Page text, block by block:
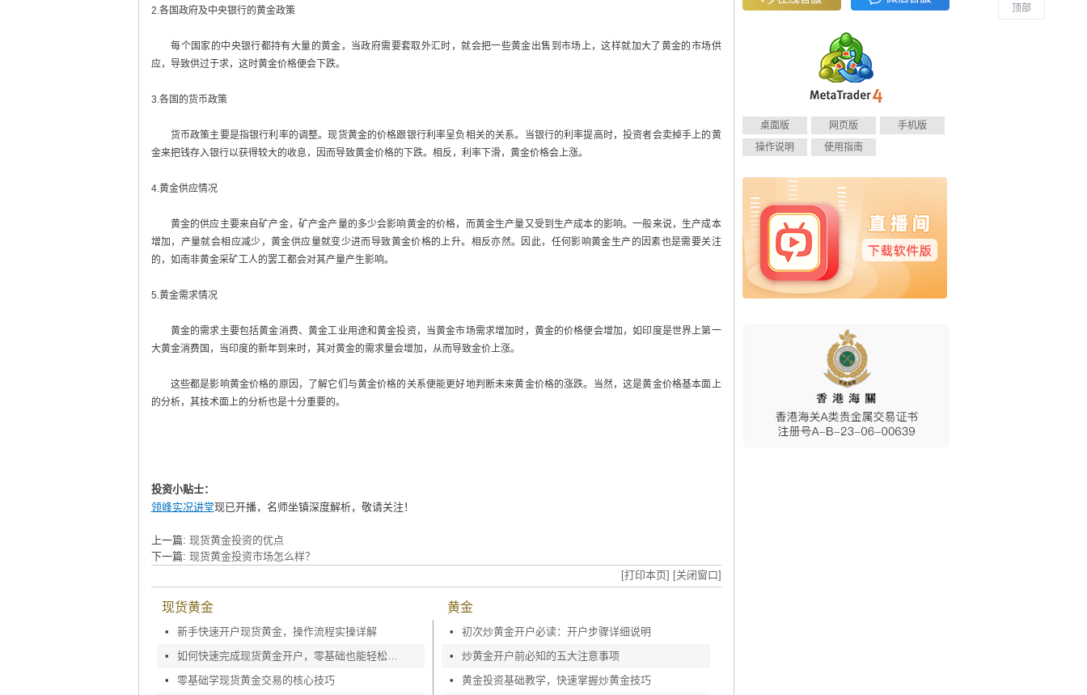
顶部
2.各国政府及中央银行的黄金政策
每个国家的中央银行都持有大量的黄金，当政府需要套取外汇时，就会把一些黄金出售到市场上，这样就加大了黄金的市场供
应，导致供过于求，这时黄金价格便会下跌。
3.各国的货币政策
货币政策主要是指银行利率的调整。现货黄金的价格跟银行利率呈负相关的关系。当银行的利率提高时，投资者会卖掉手上的黄
金来把钱存入银行以获得较大的收息，因而导致黄金价格的下跌。相反，利率下滑，黄金价格会上涨。
4.黄金供应情况
黄金的供应主要来自矿产金，矿产金产量的多少会影响黄金的价格，而黄金生产量又受到生产成本的影响。一般来说，生产成本
增加，产量就会相应减少，黄金供应量就变少进而导致黄金价格的上升。相反亦然。因此，任何影响黄金生产的因素也是需要关注
的，如南非黄金采矿工人的罢工都会对其产量产生影响。
5.黄金需求情况
黄金的需求主要包括黄金消费、黄金工业用途和黄金投资，当黄金市场需求增加时，黄金的价格便会增加，如印度是世界上第一
大黄金消费国，当印度的新年到来时，其对黄金的需求量会增加，从而导致金价上涨。
这些都是影响黄金价格的原因，了解它们与黄金价格的关系便能更好地判断未来黄金价格的涨跌。当然，这是黄金价格基本面上
的分析，其技术面上的分析也是十分重要的。
投资小贴士：
领峰实况讲堂现已开播，名师坐镇深度解析，敬请关注！
上一篇: 现货黄金投资的优点
下一篇: 现货黄金投资市场怎么样？
[打印本页] [关闭窗口]
现货黄金
•
新手快速开户现货黄金，操作流程实操详解
•
如何快速完成现货黄金开户，零基础也能轻松上手
•
零基础学现货黄金交易的核心技巧
黄金
•
初次炒黄金开户必读：开户步骤详细说明
•
炒黄金开户前必知的五大注意事项
•
黄金投资基础教学，快速掌握炒黄金技巧
桌面版 网页版
手机版
操作说明
使用指南